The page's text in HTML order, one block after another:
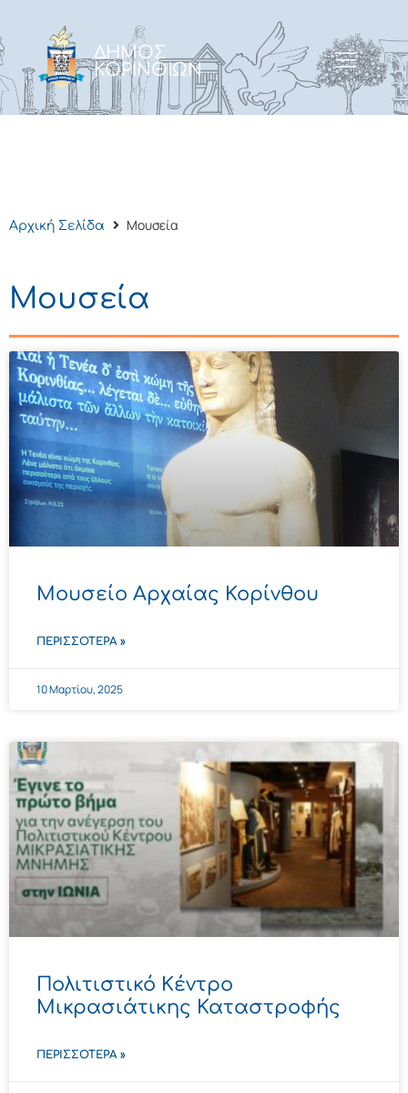
ΔΗΜΟΣ
ΚΟΡΙΝΘΙΩΝ
Αρχική Σελίδα Μουσεία
Μουσεία
Μουσείο Αρχαίας Κορίνθου
ΠΕΡΙΣΣΌΤΕΡΑ »
10 Μαρτίου, 2025
Πολιτιστικό Kέντρο
Μικρασιάτικης Καταστροφής
ΠΕΡΙΣΣΌΤΕΡΑ »